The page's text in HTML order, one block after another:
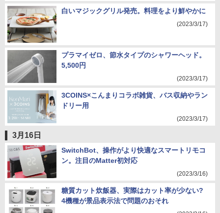
白いマジックグリル発売。料理をより鮮やかに
(2023/3/17)
プラマイゼロ、節水タイプのシャワーヘッド。
5,500円
(2023/3/17)
3COINS×こんまりコラボ雑貨、バス収納やラン
ドリー用
(2023/3/17)
3月16日
SwitchBot、操作がより快適なスマートリモコ
ン。注目のMatter初対応
(2023/3/16)
糖質カット炊飯器、実際はカット率が少ない?
4機種が景品表示法で問題のおそれ